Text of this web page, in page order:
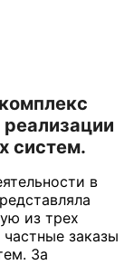
реализации
систем.
в
из трех
заказы
За